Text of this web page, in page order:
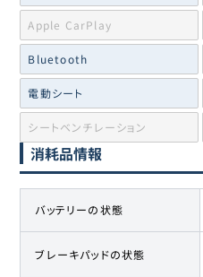
Apple CarPlay
Bluetooth
電動シート
シートベンチレーション
消耗品情報
バッテリーの状態
ブレーキパッドの状態